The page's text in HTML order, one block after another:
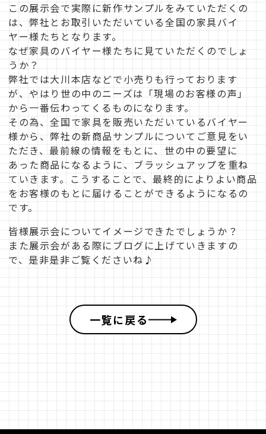
BUSINESS
お問合せ
この展示会で実際に新作サンプルをみていただくの
は、弊社とお取引いただいている全国の家具バイ
ヤー様たちとなります。
なぜ家具のバイヤー様たちに見ていただくのでしょ
うか？
弊社では大川本店などで小売りも行っております
が、やはり世の中のニーズは「現場のお客様の声」
から一番伝わってくるものになります。
その為、全国で家具を販売いただいているバイヤー
様から、弊社の新商品サンプルについてご意見をい
ただき、最前線の情報をもとに、世の中の要望に
あった商品になるように、ブラッシュアップを重ね
ていきます。こうすることで、最終的によりよい商品
をお客様のもとに届けることができるようになるの
です。
皆様展示会についてイメージできたでしょうか？
また展示会がある際にブログに上げていきますの
で、是非是非ご覧くださいね♪
一覧に戻る